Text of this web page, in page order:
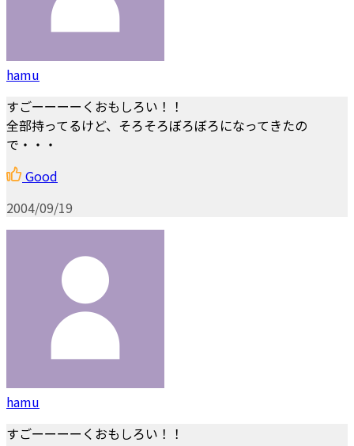
hamu
すごーーーーくおもしろい！！
全部持ってるけど、そろそろぼろぼろになってきたの
で・・・
Good
2004/09/19
hamu
すごーーーーくおもしろい！！